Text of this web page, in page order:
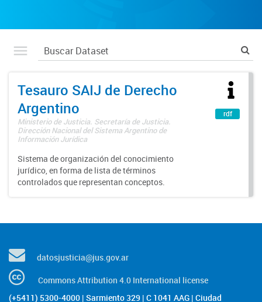
Tesauro SAIJ de Derecho
Argentino
Ministerio de Justicia. Secretaría de Justicia.
Dirección Nacional del Sistema Argentino de
Información Jurídica
Sistema de organización del conocimiento
jurídico, en forma de lista de términos
controlados que representan conceptos.
rdf
datosjusticia@jus.gov.ar
Commons Attribution 4.0 International license
(+5411) 5300-4000 | Sarmiento 329 | C 1041 AAG | Ciudad